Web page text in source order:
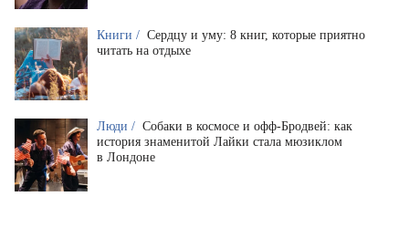
Книги / Сердцу и уму: 8 книг, которые приятно
читать на отдыхе
Люди / Собаки в космосе и офф-Бродвей: как
история знаменитой Лайки стала мюзиклом
в Лондоне